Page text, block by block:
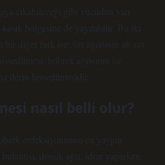
çıkabileceği gibi vücudun yan
kasık bölgesine de yayılabilir. Bu iki
diğer fark ise; sırt ağrısının alt sırt
böbrek ağrısının ise
derin hissedilmesidir.
nasıl belli olur?
enfeksiyonunun en yaygın
donuk ağrı, idrar yaparken